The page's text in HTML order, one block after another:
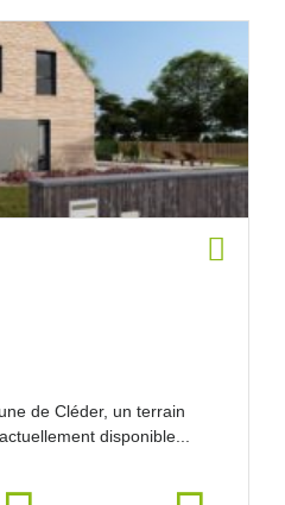
de Cléder, un terrain
disponible...